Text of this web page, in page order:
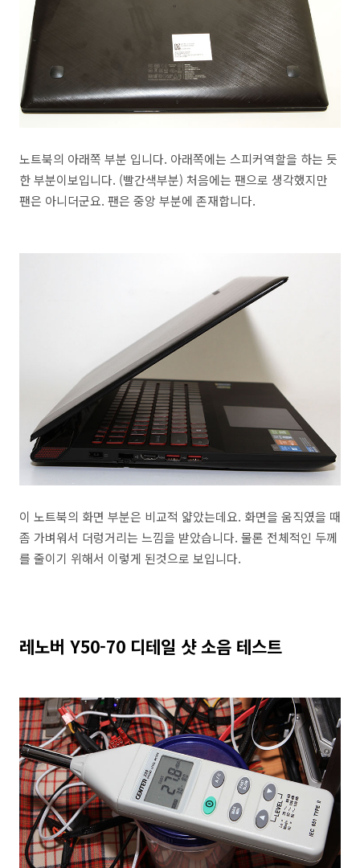
노트북의 아래쪽 부분 입니다. 아래쪽에는 스피커역할을 하는 듯
한 부분이보입니다. (빨간색부분) 처음에는 팬으로 생각했지만
팬은 아니더군요. 팬은 중앙 부분에 존재합니다.
이 노트북의 화면 부분은 비교적 얇았는데요. 화면을 움직였을 때
좀 가벼워서 더렁거리는 느낌을 받았습니다. 물론 전체적인 두께
를 줄이기 위해서 이렇게 된것으로 보입니다.
레노버 Y50-70 디테일 샷 소음 테스트